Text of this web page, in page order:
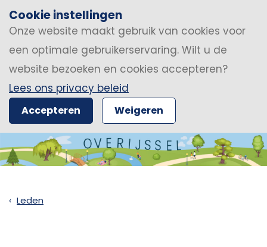
Cookie instellingen
Onze website maakt gebruik van cookies voor
een optimale gebruikerservaring. Wilt u de
website bezoeken en cookies accepteren?
Lees ons privacy beleid
Accepteren Weigeren
Leden